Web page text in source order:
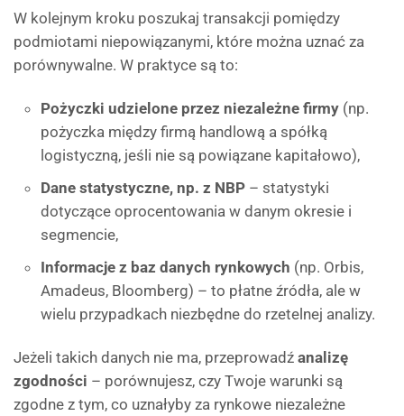
W kolejnym kroku poszukaj transakcji pomiędzy
podmiotami niepowiązanymi, które można uznać za
porównywalne. W praktyce są to:
Pożyczki udzielone przez niezależne firmy (np.
pożyczka między firmą handlową a spółką
logistyczną, jeśli nie są powiązane kapitałowo),
Dane statystyczne, np. z NBP – statystyki
dotyczące oprocentowania w danym okresie i
segmencie,
Informacje z baz danych rynkowych (np. Orbis,
Amadeus, Bloomberg) – to płatne źródła, ale w
wielu przypadkach niezbędne do rzetelnej analizy.
Jeżeli takich danych nie ma, przeprowadź analizę
zgodności – porównujesz, czy Twoje warunki są
zgodne z tym, co uznałyby za rynkowe niezależne